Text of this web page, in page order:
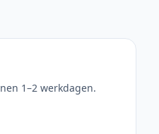
1–2 werkdagen.